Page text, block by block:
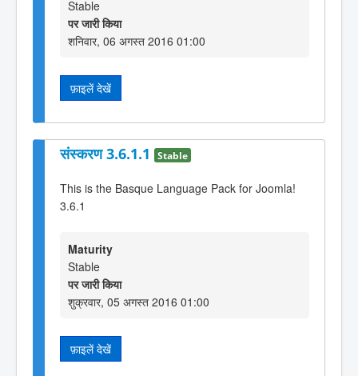
Stable
पर जारी किया
शनिवार, 06 अगस्त 2016 01:00
फ़ाइलें देखें
संस्करण 3.6.1.1 Stable
This is the Basque Language Pack for Joomla!
3.6.1
Maturity
Stable
पर जारी किया
शुक्रवार, 05 अगस्त 2016 01:00
फ़ाइलें देखें